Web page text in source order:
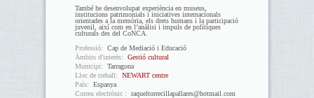
També he desenvolupat experiència en museus,
institucions patrimonials i iniciatives internacionals
orientades a la memòria, els drets humans i la participació
juvenil, així com en l’anàlisi i impuls de polítiques
culturals des del CoNCA.
Professió:
Cap de Mediació i Educació
Àmbits d'interès:
Gestió cultural
Municipi:
Tarragona
Lloc de treball:
NEWART centre
País:
Espanya
Correu electrònic : raqueltorrecillapallares@hotmail.com